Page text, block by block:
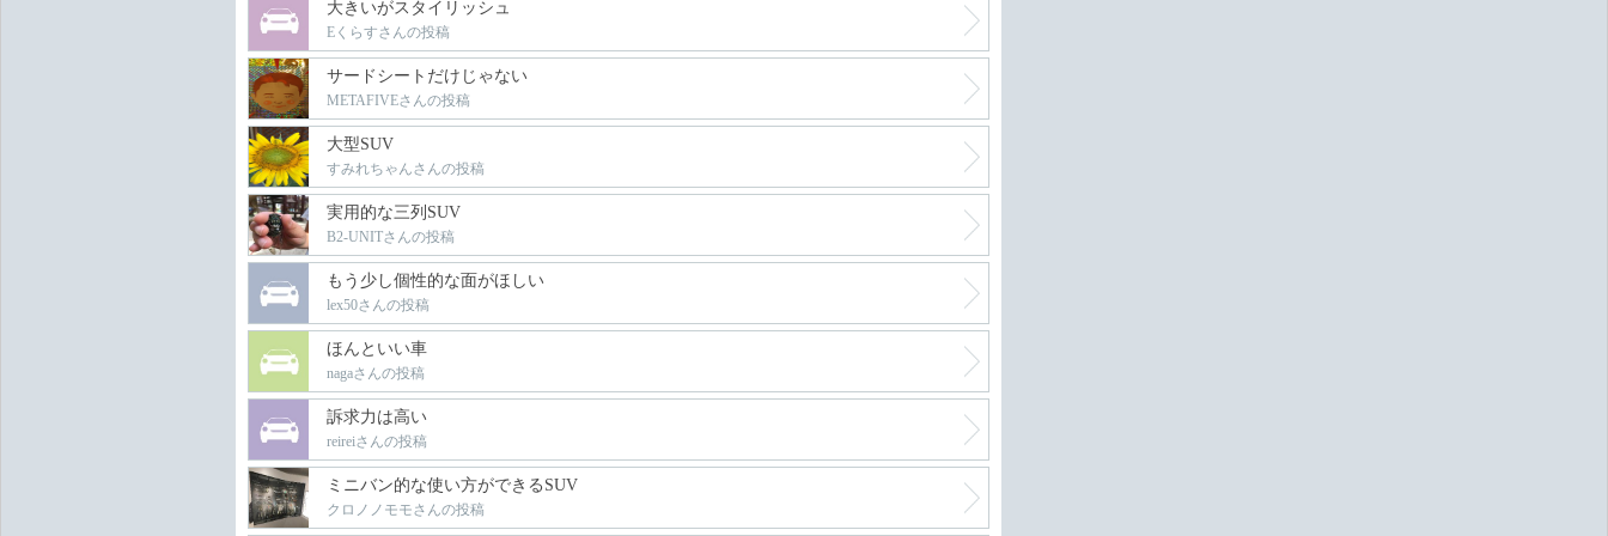
大きいがスタイリッシュ
Eくらすさんの投稿
サードシートだけじゃない
METAFIVEさんの投稿
大型SUV
すみれちゃんさんの投稿
実用的な三列SUV
B2-UNITさんの投稿
もう少し個性的な面がほしい
lex50さんの投稿
ほんといい車
nagaさんの投稿
訴求力は高い
reireiさんの投稿
ミニバン的な使い方ができるSUV
クロノノモモさんの投稿